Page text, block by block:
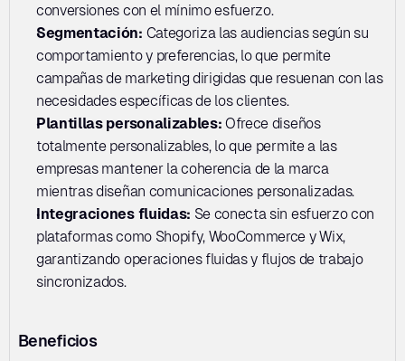
conversiones con el mínimo esfuerzo.
Segmentación: Categoriza las audiencias según su
comportamiento y preferencias, lo que permite
campañas de marketing dirigidas que resuenan con las
necesidades específicas de los clientes.
Plantillas personalizables: Ofrece diseños
totalmente personalizables, lo que permite a las
empresas mantener la coherencia de la marca
mientras diseñan comunicaciones personalizadas.
Integraciones fluidas: Se conecta sin esfuerzo con
plataformas como Shopify, WooCommerce y Wix,
garantizando operaciones fluidas y flujos de trabajo
sincronizados.
Beneficios